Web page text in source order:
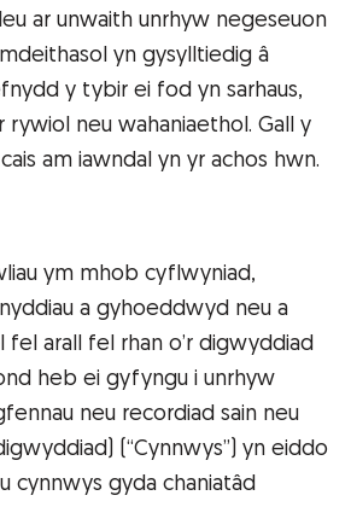
ar unwaith unrhyw negeseuon
yn gysylltiedig â
y tybir ei fod yn sarhaus,
rywiol neu wahaniaethol. Gall y
am iawndal yn yr achos hwn.
ym mhob cyflwyniad,
a gyhoeddwyd neu a
fel arall fel rhan o’r digwyddiad
heb ei gyfyngu i unrhyw
neu recordiad sain neu
(“Cynnwys”) yn eiddo
cynnwys gyda chaniatâd